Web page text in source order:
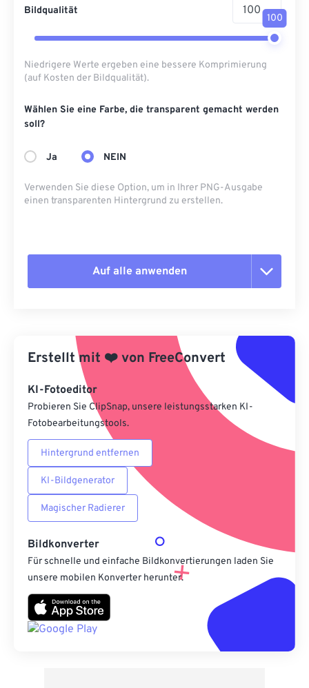
Bildqualität
100
Niedrigere Werte ergeben eine bessere Komprimierung
(auf Kosten der Bildqualität).
Wählen Sie eine Farbe, die transparent gemacht werden
soll?
Ja NEIN
Verwenden Sie diese Option, um in Ihrer PNG-Ausgabe
einen transparenten Hintergrund zu erstellen.
Auf alle anwenden
Aus Vorgabe anwenden
Als Vorgabe speichern
Erstellt mit ❤️von FreeConvert
KI-Fotoeditor
Probieren Sie ClipSnap, unsere leistungsstarken KI-
Fotobearbeitungstools.
Hintergrund entfernen
KI-Bildgenerator
Magischer Radierer
Bildkonverter
Für schnelle und einfache Bildkonvertierungen laden Sie
unsere mobilen Konverter herunter.